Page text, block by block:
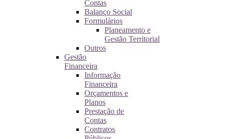
Contas
Balanço Social
Formulários
Planeamento e
Gestão Territorial
Outros
Gestão
Financeira
Informação
Financeira
Orçamentos e
Planos
Prestação de
Contas
Contratos